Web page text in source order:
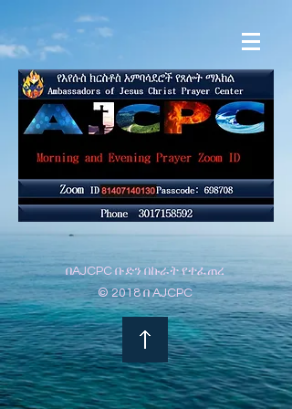
© 2018 በ AJCPC
በAJCPC ቡድን በኩራት የተፈጠረ